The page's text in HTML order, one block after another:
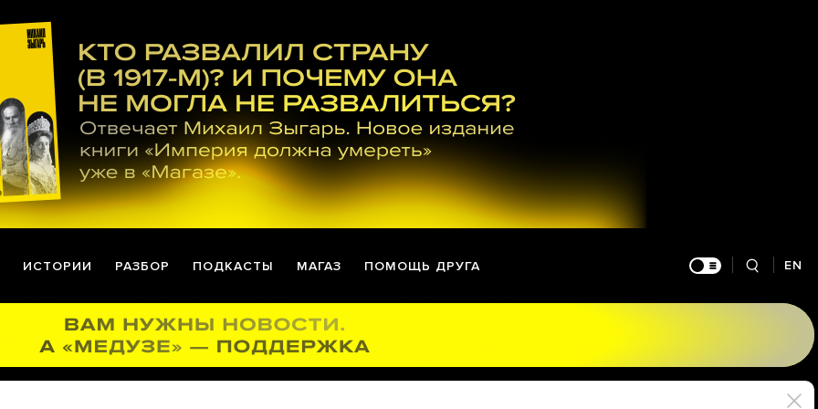
ИСТОРИИ РАЗБОР ПОДКАСТЫ МАГАЗ ПОМОЩЬ ДРУГА EN